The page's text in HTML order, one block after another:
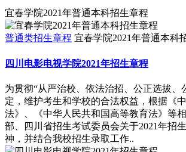
宜春学院2021年普通本科招生章程
普通类招生章程 宜春学院2021年普通本科
四川电影电视学院2021年招生章程
为贯彻“从严治校、依法治招、公正选拔、
定，维护考生和学校的合法权益，根据《
法》、《中华人民共和国高等教育法》等
部、四川省招生考试委员会关于2021年招
神，并结合我校招生录取工作..